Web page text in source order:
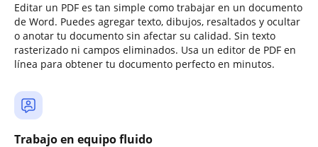
Editar un PDF es tan simple como trabajar en un documento
de Word. Puedes agregar texto, dibujos, resaltados y ocultar
o anotar tu documento sin afectar su calidad. Sin texto
rasterizado ni campos eliminados. Usa un editor de PDF en
línea para obtener tu documento perfecto en minutos.
Trabajo en equipo fluido